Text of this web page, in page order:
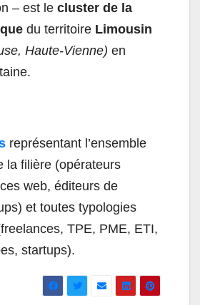
– est le cluster de la
du territoire Limousin
Haute-Vienne) en
représentant l’ensemble
la filière (opérateurs
web, éditeurs de
et toutes typologies
TPE, PME, ETI,
startups).